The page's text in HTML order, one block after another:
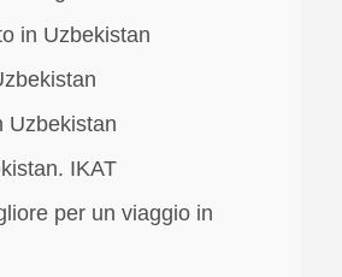
in Uzbekistan
Uzbekistan
IKAT
per un viaggio in